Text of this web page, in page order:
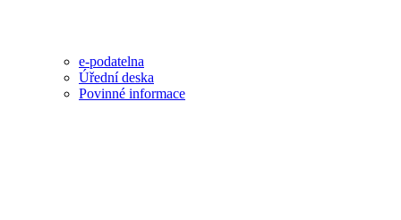
e-podatelna
Úřední deska
Povinné informace